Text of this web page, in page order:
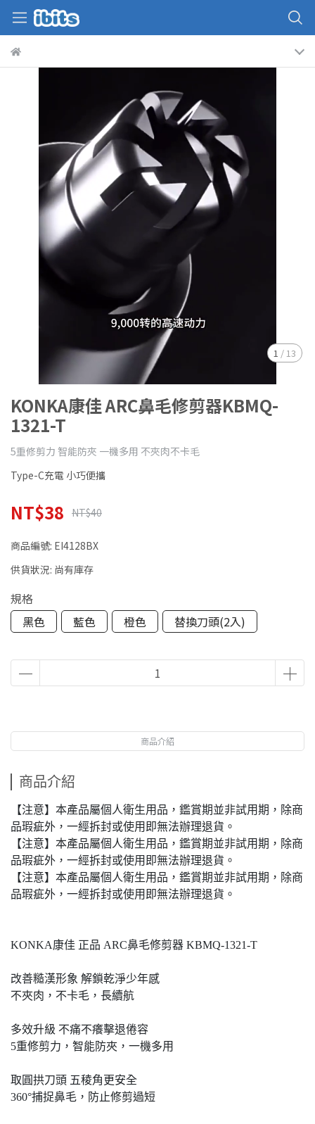
1 / 13
KONKA康佳 ARC鼻毛修剪器KBMQ-
1321-T
5重修剪力 智能防夾 一機多用 不夾肉不卡毛
Type-C充電 小巧便攜
NT$38 NT$40
商品編號: EI4128BX
供貨狀況: 尚有庫存
規格
黑色
藍色 橙色 替換刀頭(2入)
商品介紹
商品介紹
【注意】本產品屬個人衛生用品，鑑賞期並非試用期，除商
品瑕疵外，一經拆封或使用即無法辦理退貨。
【注意】本產品屬個人衛生用品，鑑賞期並非試用期，除商
品瑕疵外，一經拆封或使用即無法辦理退貨。
【注意】本產品屬個人衛生用品，鑑賞期並非試用期，除商
品瑕疵外，一經拆封或使用即無法辦理退貨。
KONKA康佳 正品 ARC鼻毛修剪器 KBMQ-1321-T
改善糙漢形象 解鎖乾淨少年感
不夾肉，不卡毛，長續航
多效升級 不痛不癢擊退倦容
5重修剪力，智能防夾，一機多用
取圓拱刀頭 五稜角更安全
360°捕捉鼻毛，防止修剪過短